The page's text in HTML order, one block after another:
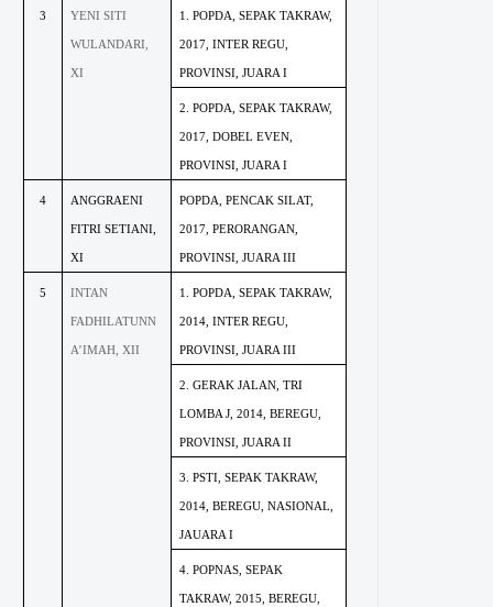
3 YENI SITI
WULANDARI,
XI
1. POPDA, SEPAK TAKRAW,
2017, INTER REGU,
PROVINSI, JUARA I
2. POPDA, SEPAK TAKRAW,
2017, DOBEL EVEN,
PROVINSI, JUARA I
4 ANGGRAENI
FITRI SETIANI,
XI
POPDA, PENCAK SILAT,
2017, PERORANGAN,
PROVINSI, JUARA III
5 INTAN
FADHILATUNN
A’IMAH, XII
1. POPDA, SEPAK TAKRAW,
2014, INTER REGU,
PROVINSI, JUARA III
2. GERAK JALAN, TRI
LOMBA J, 2014, BEREGU,
PROVINSI, JUARA II
3. PSTI, SEPAK TAKRAW,
2014, BEREGU, NASIONAL,
JAUARA I
4. POPNAS, SEPAK
TAKRAW, 2015, BEREGU,